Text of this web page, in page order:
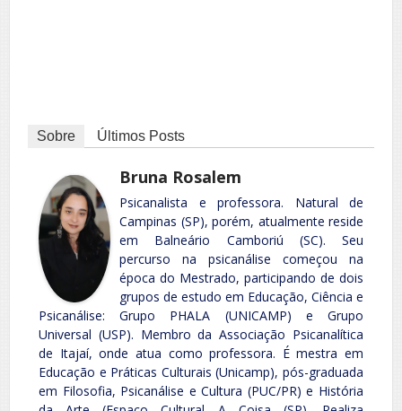
Sobre Últimos Posts
Bruna Rosalem
Psicanalista e professora. Natural de
Campinas (SP), porém, atualmente reside
em Balneário Camboriú (SC). Seu
percurso na psicanálise começou na
época do Mestrado, participando de dois
grupos de estudo em Educação, Ciência e
Psicanálise: Grupo PHALA (UNICAMP) e Grupo
Universal (USP). Membro da Associação Psicanalítica
de Itajaí, onde atua como professora. É mestra em
Educação e Práticas Culturais (Unicamp), pós-graduada
em Filosofia, Psicanálise e Cultura (PUC/PR) e História